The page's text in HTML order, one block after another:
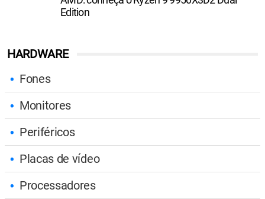
HARDWARE
Fones
Monitores
Periféricos
Placas de vídeo
Processadores
Edition